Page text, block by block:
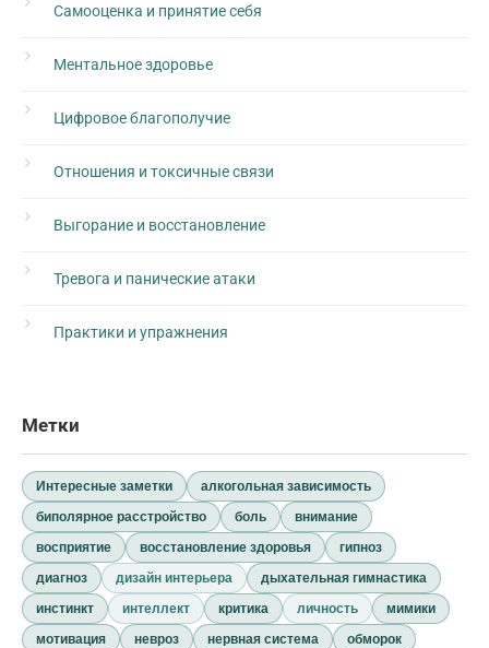
Самооценка и принятие себя
Ментальное здоровье
Цифровое благополучие
Отношения и токсичные связи
Выгорание и восстановление
Тревога и панические атаки
Практики и упражнения
Метки
Интересные заметки
алкогольная зависимость
биполярное расстройство
боль
внимание
восприятие
восстановление здоровья
гипноз
диагноз
дизайн интерьера
дыхательная гимнастика
инстинкт
интеллект критика личность
мимики
мотивация
невроз нервная система
обморок